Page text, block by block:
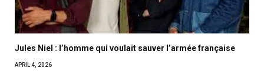
Jules Niel : l’homme qui voulait sauver l’armée française
APRIL 4, 2026